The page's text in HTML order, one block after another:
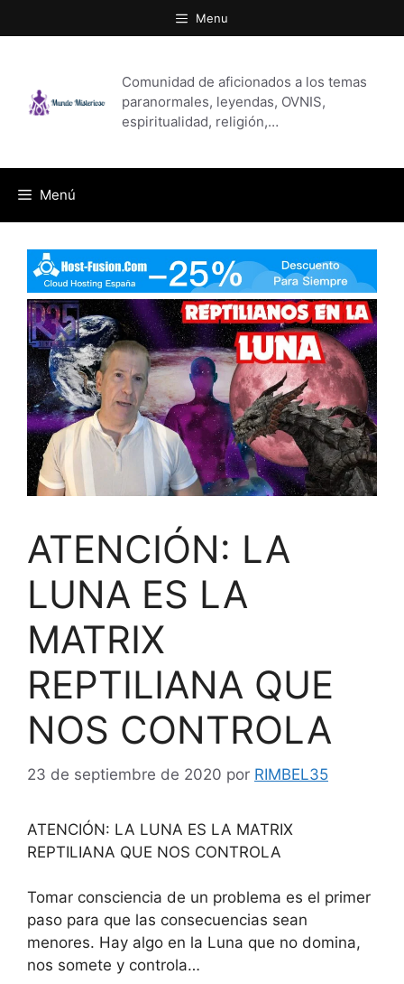
al
Menu
Comunidad de aficionados a los temas
paranormales, leyendas, OVNIS,
espiritualidad, religión,…
Menú
ATENCIÓN: LA
LUNA ES LA
MATRIX
REPTILIANA QUE
NOS CONTROLA
23 de septiembre de 2020 por RIMBEL35
ATENCIÓN: LA LUNA ES LA MATRIX
REPTILIANA QUE NOS CONTROLA
Tomar consciencia de un problema es el primer
paso para que las consecuencias sean
menores. Hay algo en la Luna que no domina,
nos somete y controla…